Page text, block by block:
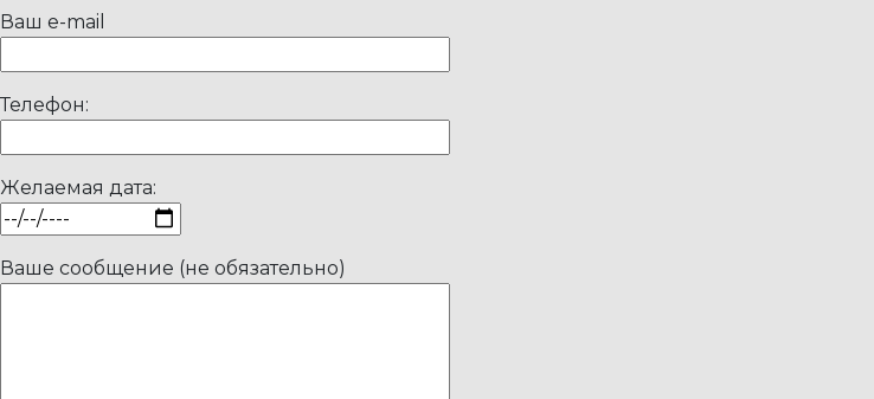
Ваш e-mail
Телефон:
Желаемая дата:
Ваше сообщение (не обязательно)